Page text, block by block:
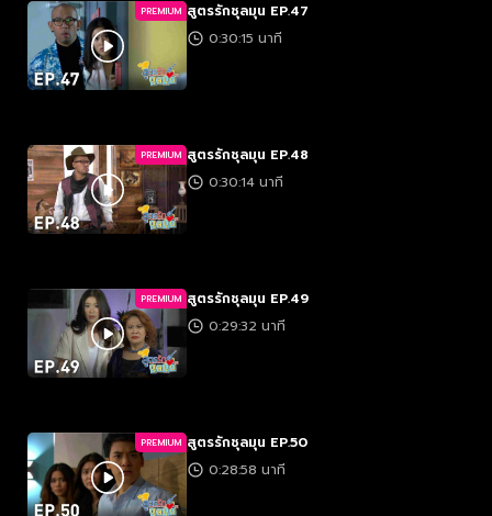
PREMIUM สูตรรักชุลมุน EP.47
0:30:15 นาที
PREMIUM สูตรรักชุลมุน EP.48
0:30:14 นาที
PREMIUM สูตรรักชุลมุน EP.49
0:29:32 นาที
PREMIUM สูตรรักชุลมุน EP.50
0:28:58 นาที